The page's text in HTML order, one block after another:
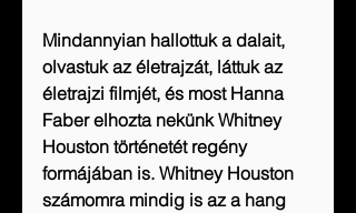
Mindannyian hallottuk a dalait,
olvastuk az életrajzát, láttuk az
életrajzi filmjét, és most Hanna
Faber elhozta nekünk Whitney
Houston történetét regény
formájában is. Whitney Houston
számomra mindig is az a hang